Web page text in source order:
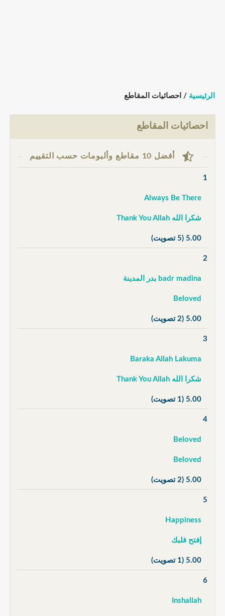
الرئيسية / احصائيات المقاطع
احصائيات المقاطع
أفضل 10 مقاطع وألبومات حسب التقييم
1
Always Be There
شكرا الله Thank You Allah
5.00 (5 تصويت)
2
badr madina بدر المدينة
Beloved
5.00 (2 تصويت)
3
Baraka Allah Lakuma
شكرا الله Thank You Allah
5.00 (1 تصويت)
4
Beloved
Beloved
5.00 (2 تصويت)
5
Happiness
إفتح فلبك
5.00 (1 تصويت)
6
Inshallah